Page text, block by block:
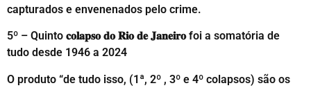
capturados e envenenados pelo crime.
5º – Quinto 𝐜𝐨𝐥𝐚𝐩𝐬𝐨 𝐝𝐨 𝐑𝐢𝐨 𝐝𝐞 𝐉𝐚𝐧𝐞𝐢𝐫𝐨 foi a somatória de
tudo desde 1946 a 2024
O produto “de tudo isso, (1ª, 2º , 3º e 4º colapsos) são os